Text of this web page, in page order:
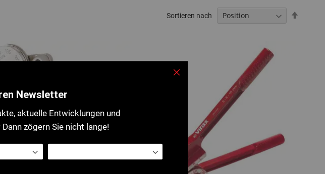
Sortieren nach
Newsletter
aktuelle Entwicklungen und
zögern Sie nicht lange!